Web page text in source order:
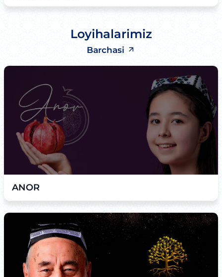
Loyihalarimiz
Barchasi
ANOR